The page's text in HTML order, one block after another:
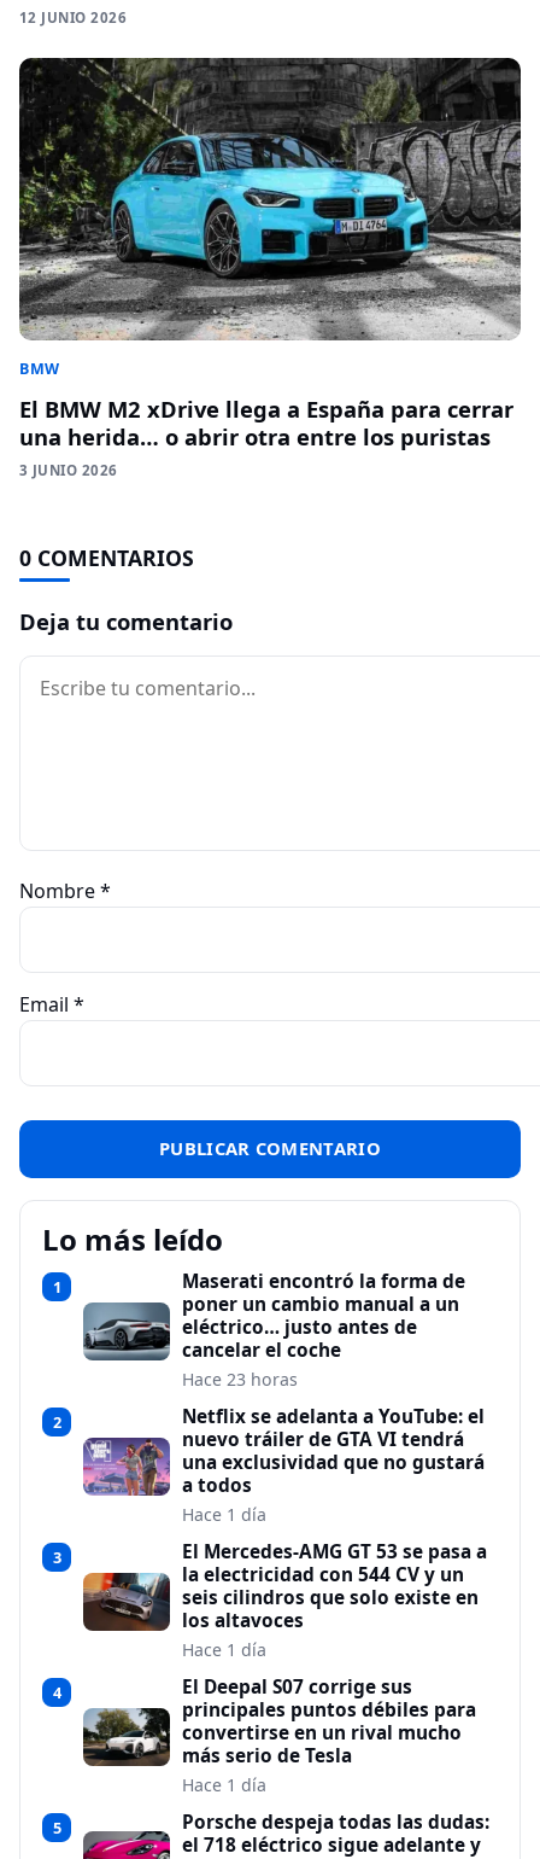
12 JUNIO 2026
BMW
El BMW M2 xDrive llega a España para cerrar
una herida… o abrir otra entre los puristas
3 JUNIO 2026
0 COMENTARIOS
Deja tu comentario
Comentario
Nombre*
Email *
Lo más leído
1
Maserati encontró la forma de
poner un cambio manual a un
eléctrico… justo antes de
cancelar el coche
Hace 23 horas
2
Netflix se adelanta a YouTube: el
nuevo tráiler de GTA VI tendrá
una exclusividad que no gustará
a todos
Hace 1 día
3
El Mercedes-AMG GT 53 se pasa a
la electricidad con 544 CV y un
seis cilindros que solo existe en
los altavoces
Hace 1 día
4
El Deepal S07 corrige sus
principales puntos débiles para
convertirse en un rival mucho
más serio de Tesla
Hace 1 día
5
Porsche despeja todas las dudas:
el 718 eléctrico sigue adelante y